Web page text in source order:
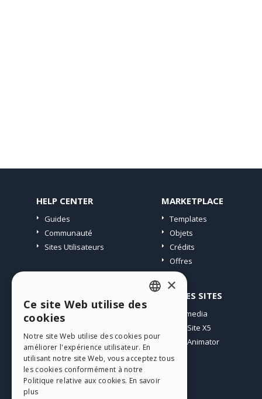
HELP CENTER
Guides
Communauté
Sites Utilisateurs
MARKETPLACE
Templates
Objets
Crédits
Offres
Mes Messages
Télécharger
Espace Web
Mes Crédits
AUTRES SITES
Incomedia
WebSite X5
WebAnimator
ENGLISH
GERMAN
SPANISH
×
Ce site Web utilise des
cookies
Notre site Web utilise des cookies pour
améliorer l'expérience utilisateur. En
utilisant notre site Web, vous acceptez tous
les cookies conformément à notre
Politique relative aux cookies. En savoir
plus